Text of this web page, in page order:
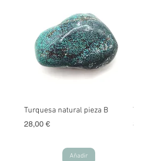
Turquesa natural pieza B
Precio
28,00 €
Añadir
Precio
30,00 €